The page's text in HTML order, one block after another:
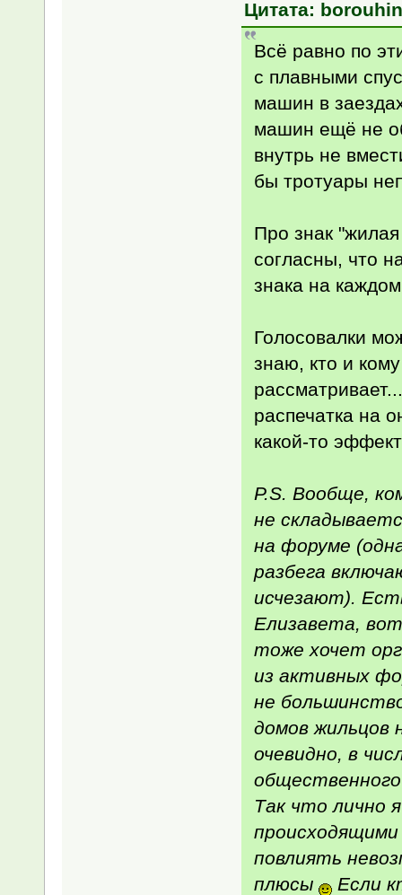
Цитата:
Всё равно по
с плавными
машин в
машин ещё не
внутрь не
бы тротуары
Про знак
согласны, что
знака на
Голосовалки
знаю, кто и
распечатка на
какой-то
P.S. Вообще,
не
на форуме
разбега
исчезают).
Елизавета,
тоже хочет
из активных
не
домов жильцов
очевидно, в
Так что лично
повлиять
плюсы
Если